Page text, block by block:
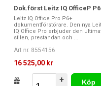
Dok.först Leitz IQ OfficeP
Leitz IQ Office Pro P6+
dokumentförstörare. Den nya
IQ Office Pro erbjuder den
stilen, prestandan och ...
Art nr. 8554156
16 525,00 kr
+ Köp